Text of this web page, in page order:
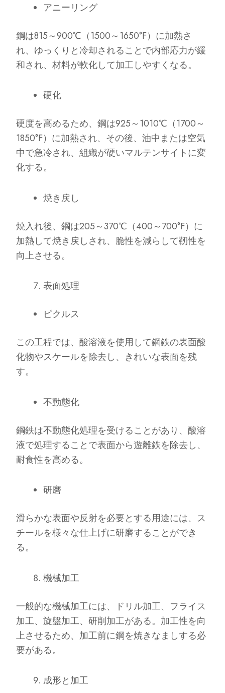
アニーリング
鋼は815～900℃（1500～1650°F）に加熱さ
れ、ゆっくりと冷却されることで内部応力が緩
和され、材料が軟化して加工しやすくなる。
硬化
硬度を高めるため、鋼は925～1010℃（1700～
1850°F）に加熱され、その後、油中または空気
中で急冷され、組織が硬いマルテンサイトに変
化する。
焼き戻し
焼入れ後、鋼は205～370℃（400～700°F）に
加熱して焼き戻しされ、脆性を減らして靭性を
向上させる。
表面処理
ピクルス
この工程では、酸溶液を使用して鋼鉄の表面酸
化物やスケールを除去し、きれいな表面を残
す。
不動態化
鋼鉄は不動態化処理を受けることがあり、酸溶
液で処理することで表面から遊離鉄を除去し、
耐食性を高める。
研磨
滑らかな表面や反射を必要とする用途には、ス
チールを様々な仕上げに研磨することができ
る。
機械加工
一般的な機械加工には、ドリル加工、フライス
加工、旋盤加工、研削加工がある。加工性を向
上させるため、加工前に鋼を焼きなましする必
要がある。
成形と加工